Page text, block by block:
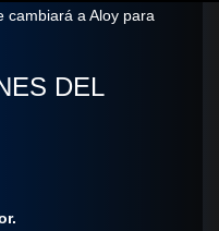
a Aloy para
DEL